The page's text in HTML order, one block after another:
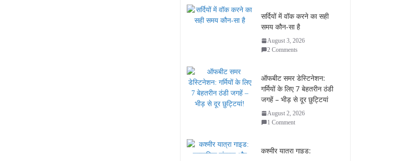
सर्दियों में वॉक करने का सही
समय कौन-सा है
August 3, 2026
2 Comments
ऑफबीट समर डेस्टिनेशन:
गर्मियों के लिए 7 बेहतरीन ठंडी
जगहें – भीड़ से दूर छुट्टियां
August 2, 2026
1 Comment
कश्मीर यात्रा गाइड: